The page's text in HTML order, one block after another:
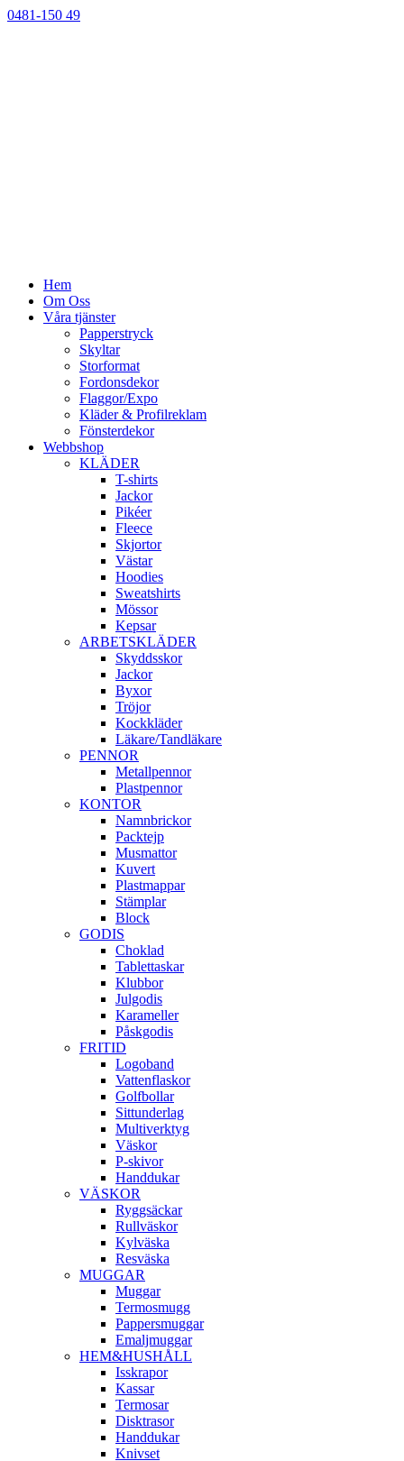
0481-150 49
Hem
Om Oss
Våra tjänster
Papperstryck
Skyltar
Storformat
Fordonsdekor
Flaggor/Expo
Kläder & Profilreklam
Fönsterdekor
Webbshop
KLÄDER
T-shirts
Jackor
Pikéer
Fleece
Skjortor
Västar
Hoodies
Sweatshirts
Mössor
Kepsar
ARBETSKLÄDER
Skyddsskor
Jackor
Byxor
Tröjor
Kockkläder
Läkare/Tandläkare
PENNOR
Metallpennor
Plastpennor
KONTOR
Namnbrickor
Packtejp
Musmattor
Kuvert
Plastmappar
Stämplar
Block
GODIS
Choklad
Tablettaskar
Klubbor
Julgodis
Karameller
Påskgodis
FRITID
Logoband
Vattenflaskor
Golfbollar
Sittunderlag
Multiverktyg
Väskor
P-skivor
Handdukar
VÄSKOR
Ryggsäckar
Rullväskor
Kylväska
Resväska
MUGGAR
Muggar
Termosmugg
Pappersmuggar
Emaljmuggar
HEM&HUSHÅLL
Isskrapor
Kassar
Termosar
Disktrasor
Handdukar
Knivset